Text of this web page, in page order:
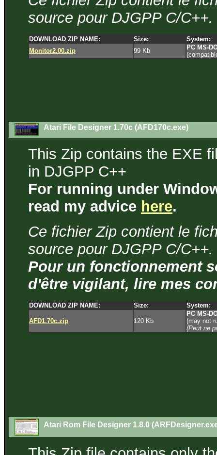
source pour DJGPP C/C++.
DOWNLOAD ZIP NAME: Size:
System:
Monitor2.00.zip
99 Kb
PC MS-
Atari File Designer 1.70c (AFD170c.exe)
This Zip contains the EXE
in DJGPP C++
For running under
read my advice here.
Ce fichier Zip contient le
source pour DJGPP C/C++.
Pour un fonctionnement
d'être vigilant, lire mes
DOWNLOAD ZIP NAME: Size: System:
AFD1.70c.zip 120 Kb
PC MS-
(may not
(Peut ne
Atari Rom File Designer 1.8.0